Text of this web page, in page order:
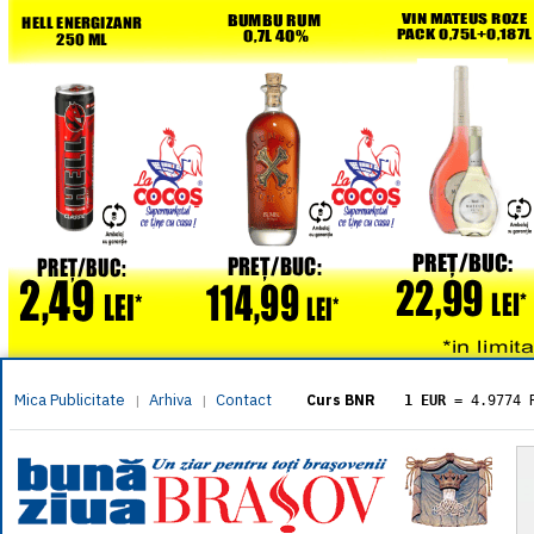
Mica Publicitate | Arhiva | Contact Curs BNR 1 EUR = 4.9774
= 5.8304
1 XAU= 464.4611
1 AED= 1.1933
1 AUD= 2.7957
1 BGN= 2.5449